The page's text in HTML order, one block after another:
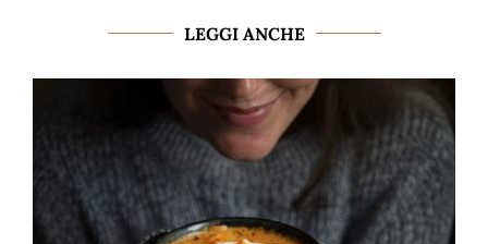
LEGGI ANCHE